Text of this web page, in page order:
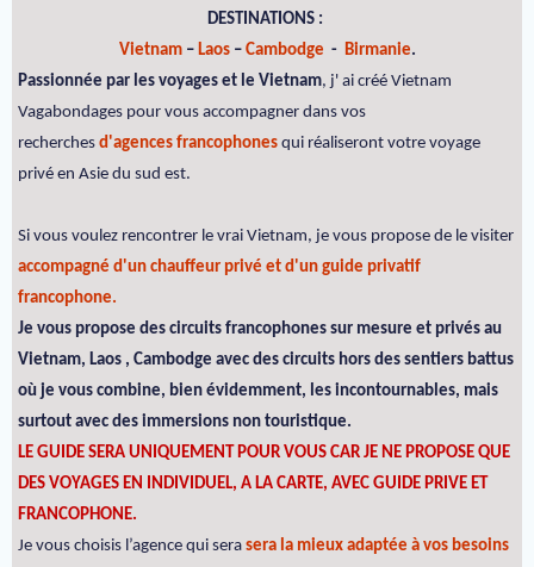
DESTINATIONS :
Vietnam– Laos – Cambodge - Birmanie.
Passionnée par les voyages et le Vietnam, j' ai créé Vietnam
Vagabondages pour vous accompagner dans vos
recherches d'agences francophones qui réaliseront votre voyage
privé en Asie du sud est.
Si vous voulez rencontrer le vrai Vietnam, je vous propose de le visiter
accompagné d'un chauffeur privé et d'un guide privatif
francophone.
Je vous propose des circuits francophones sur mesure et privés au
Vietnam, Laos , Cambodge avec des circuits hors des sentiers battus
où je vous combine, bien évidemment, les incontournables, mais
surtout avec des immersions non touristique.
LE GUIDE SERA UNIQUEMENT POUR VOUS CAR JE NE PROPOSE QUE
DES VOYAGES EN INDIVIDUEL, A LA CARTE, AVEC GUIDE PRIVE ET
FRANCOPHONE.
Je vous choisis l’agence qui sera sera la mieux adaptée à vos besoins